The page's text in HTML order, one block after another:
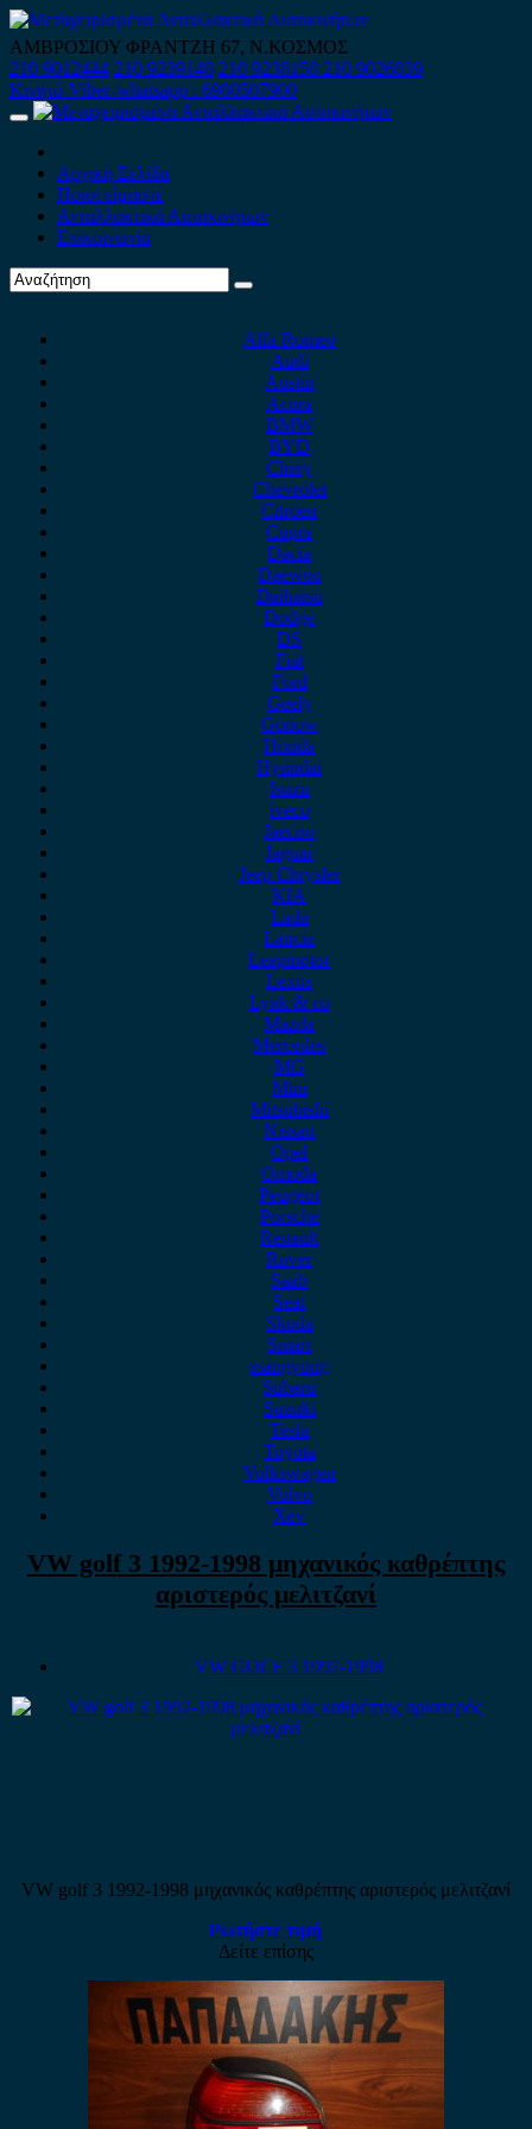
Skip
to
content
ΑΜΒΡΟΣΙΟΥ ΦΡΑΝΤΖΗ 67, Ν.ΚΟΣΜΟΣ
210 9012444 210 9239148 210 9238158 210 9026839
Κινητό-Viber-whatsapp : 6980507900
Primary
Αρχική Σελίδα
Ποιοί είμαστε
Ανταλλακτικά Αυτοκινήτων
Επικοινωνία
Alfa Romeo
Audi
Austin
Acura
BMW
BYD
Chery
Chevrolet
Citroen
Cupra
Dacia
Daewoo
Daihatsu
Dodge
DS
Fiat
Ford
Geely
Gonow
Honda
Hyundai
Isuzu
iveco
Jaecoo
Jaguar
Jeep Chrysler
KIA
Lada
Lancia
Leapmotor
Lexus
Lynk & co
Mazda
Mercedes
MG
Mini
Mitsubishi
Nissan
Opel
Omoda
Peugeot
Porsche
Renault
Rover
Saab
Seat
Skoda
Smart
ssangyong
Subaru
Suzuki
Tesla
Toyota
Volkswagen
Volvo
Xev
VW golf 3 1992-1998 μηχανικός καθρέπτης
αριστερός μελιτζανί
VW GOLF 3 1992-1998
VW golf 3 1992-1998 μηχανικός καθρέπτης αριστερός μελιτζανί
Ρωτήστε τιμή
Δείτε επίσης